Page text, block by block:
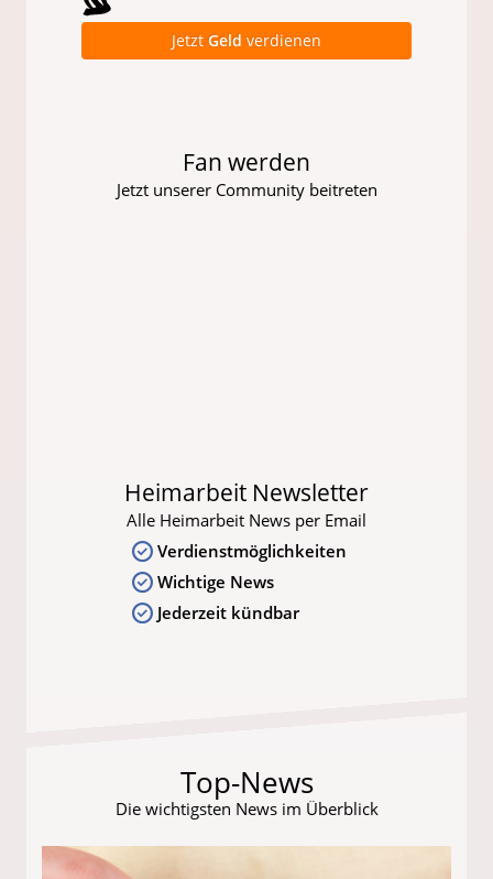
Jetzt Geld verdienen
Fan werden
Jetzt unserer Community beitreten
Heimarbeit Newsletter
Alle Heimarbeit News per Email
Verdienstmöglichkeiten
Wichtige News
Jederzeit kündbar
Top-News
Die wichtigsten News im Überblick